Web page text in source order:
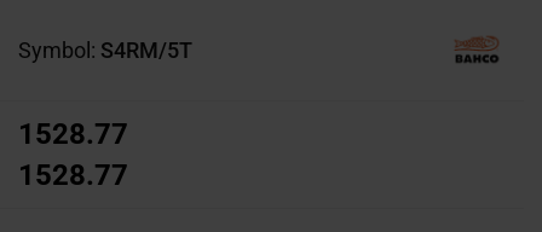
Symbol: S4RM/5T
1528.77
1528.77